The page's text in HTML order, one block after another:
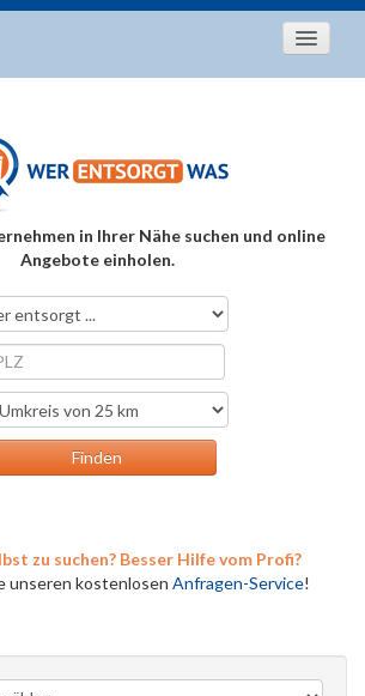
Entsorgungstipps
Über uns
in Ihrer Nähe suchen und online
Angebote einholen.
zu suchen? Besser Hilfe vom Profi?
unseren kostenlosen Anfragen-Service!